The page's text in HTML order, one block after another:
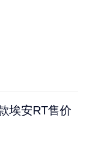
埃安RT售价